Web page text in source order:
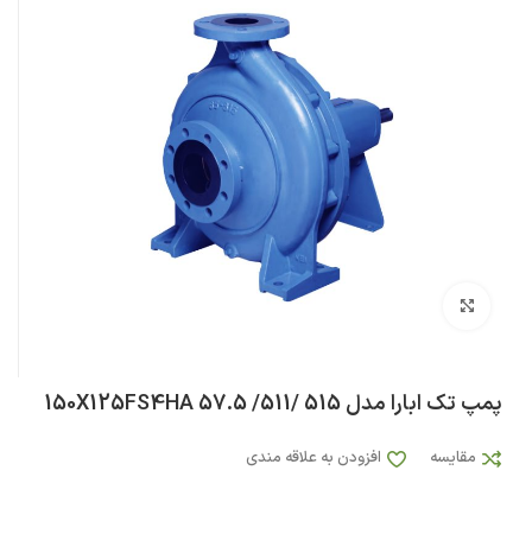
پمپ تک ابارا مدل 150X125FS4HA 57.5 /511/ 515
مقایسه افزودن به علاقه مندی